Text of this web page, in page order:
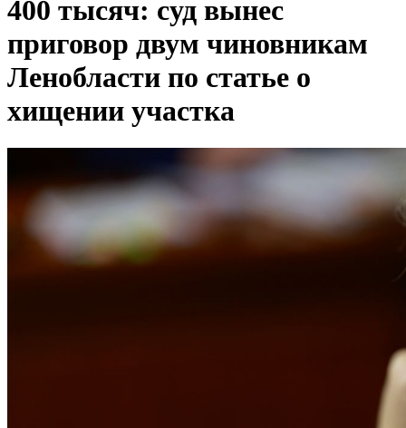
400 тысяч: суд вынес
приговор двум чиновникам
Ленобласти по статье о
хищении участка